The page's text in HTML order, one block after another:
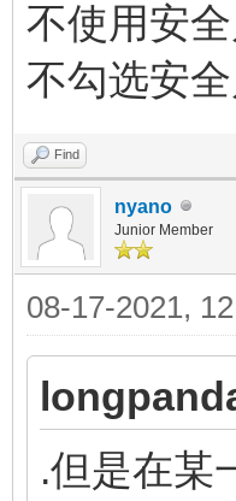
不使用安
不勾选安
Find
nyano
Junior Member
08-17-2021,
.但是在某